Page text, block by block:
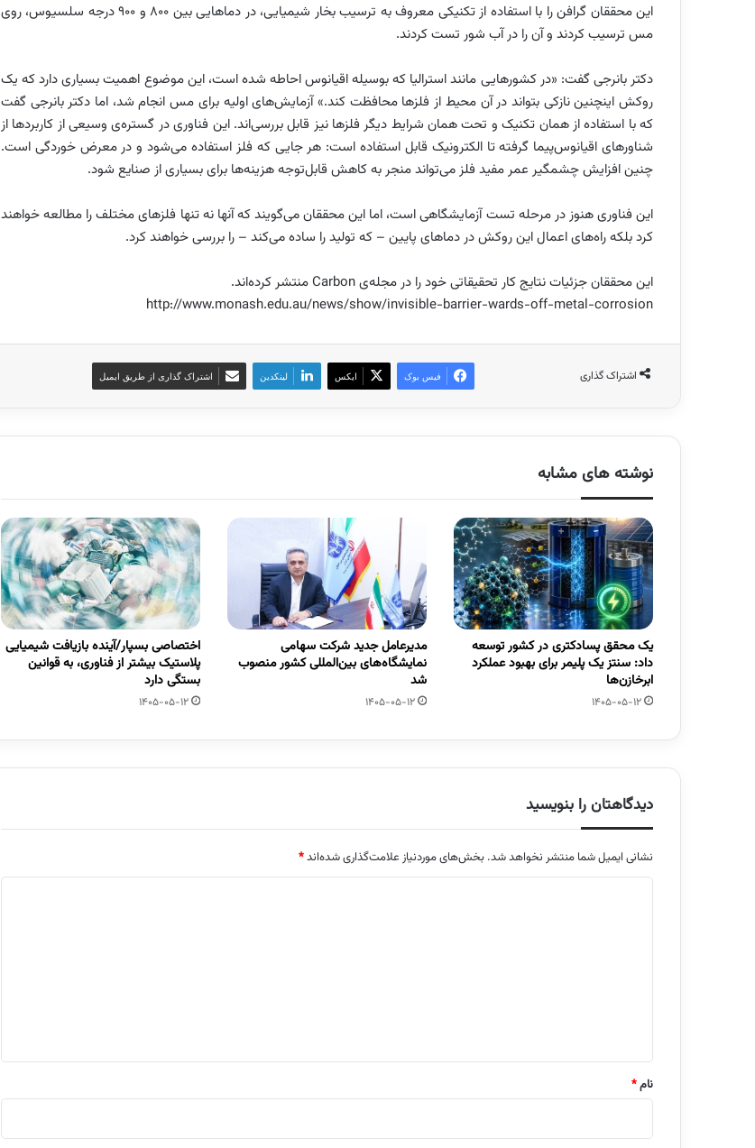
این محققان گرافن را با استفاده از تکنیکی معروف به ترسیب بخار شیمیایی، در دماهایی ‏بین 800 و 900 درجه سلسیوس، روی
مس ترسیب کردند و آن را در آب شور تست کردند.‏
دکتر بانرجی گفت: «در کشورهایی مانند استرالیا که بوسیله اقیانوس احاطه شده است، ‏این موضوع اهمیت بسیاری دارد که یک
روکش اینچنین نازکی بتواند در آن محیط از فلزها ‏محافظت کند.» آزمایش‌های اولیه برای مس انجام شد، اما دکتر بانرجی گفت
که با استفاده ‏از همان تکنیک و تحت همان شرایط دیگر فلزها نیز قابل بررسی‌اند. این فناوری در ‏گستره‌ی وسیعی از کاربردها از
شناورهای اقیانوس‌پیما گرفته تا الکترونیک قابل استفاده ‏است: هر جایی که فلز استفاده می‌شود و در معرض خوردگی است.
چنین افزایش چشمگیر ‏عمر مفید فلز می‌تواند منجر به کاهش قابل‌توجه هزینه‌ها برای بسیاری از صنایع شود.‏
این فناوری هنوز در مرحله تست آزمایشگاهی است، اما این محققان می‌گویند که آنها نه ‏تنها فلزهای مختلف را مطالعه خواهند
کرد بلکه راه‌های اعمال این روکش در دماهای پایین ‏‏– که تولید را ساده می‌کند – را بررسی خواهند کرد.‏
این محققان جزئیات نتایج کار تحقیقاتی خود را در مجله‌ی ‏Carbon‏ منتشر کرده‌اند.‏
http://www.monash.edu.au/news/show/invisible-barrier-wards-off-metal-corrosion
اشتراک گذاری فیس بوک ایکس لینکدین اشتراک گذاری از طریق ایمیل
نوشته های مشابه
یک محقق پسادکتری در کشور توسعه
داد: سنتز یک پلیمر برای بهبود عملکرد
ابرخازن‌ها
1405-05-12
مدیرعامل جدید شرکت سهامی
نمایشگاه‌های بین‌المللی کشور منصوب
شد
1405-05-12
اختصاصی بسپار/آینده بازیافت شیمیایی
پلاستیک بیشتر از فناوری، به قوانین
بستگی دارد
1405-05-12
دیدگاهتان را بنویسید
نشانی ایمیل شما منتشر نخواهد شد. بخش‌های موردنیاز علامت‌گذاری شده‌اند*
نام*